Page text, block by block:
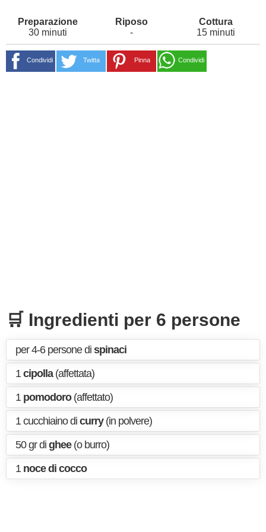
30 minuti - 15 minuti
Condividi Twitta Pinna Condividi
🛒 Ingredienti per 6 persone
per 4-6 persone di spinaci
1cipolla(affettata)
1 pomodoro(affettato)
1 cucchiaino di curry(in polvere)
50 gr di ghee(o burro)
1 noce di cocco